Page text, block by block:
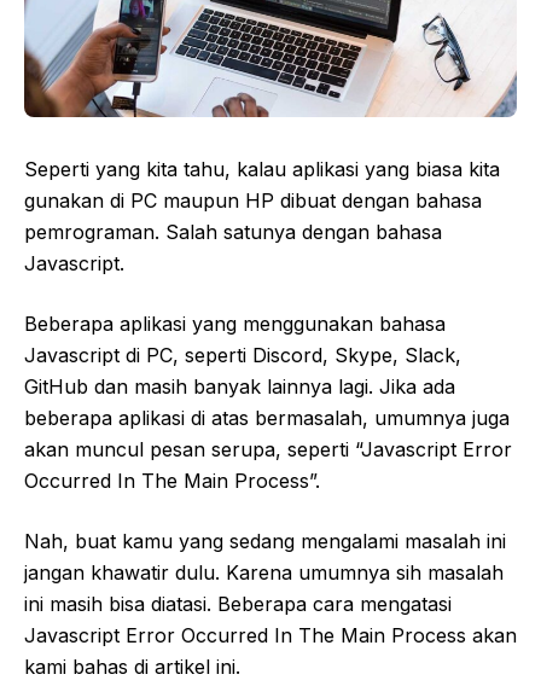
Seperti yang kita tahu, kalau aplikasi yang biasa kita
gunakan di PC maupun HP dibuat dengan bahasa
pemrograman. Salah satunya dengan bahasa
Javascript.
Beberapa aplikasi yang menggunakan bahasa
Javascript di PC, seperti Discord, Skype, Slack,
GitHub dan masih banyak lainnya lagi. Jika ada
beberapa aplikasi di atas bermasalah, umumnya juga
akan muncul pesan serupa, seperti “Javascript Error
Occurred In The Main Process”.
Nah, buat kamu yang sedang mengalami masalah ini
jangan khawatir dulu. Karena umumnya sih masalah
ini masih bisa diatasi. Beberapa cara mengatasi
Javascript Error Occurred In The Main Process akan
kami bahas di artikel ini.